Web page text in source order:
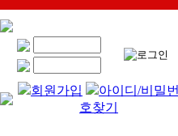
회원가입
아이디/비밀번
호찾기